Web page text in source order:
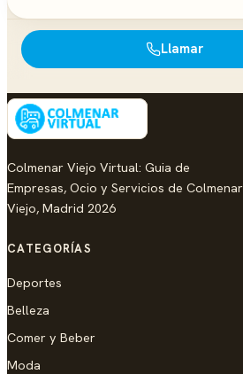
Llamar
Colmenar Viejo Virtual: Guia de
Empresas, Ocio y Servicios de Colmenar
Viejo, Madrid 2026
CATEGORÍAS
Deportes
Belleza
Comer y Beber
Moda